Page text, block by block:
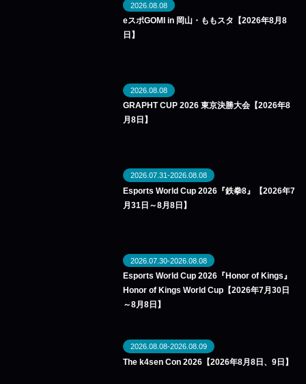
2026.08.08
eスポGOMI in 岡山・ももスタ【2026年8月8
日】
2026.08.08
GRAPHT CUP 2026 東京決勝大会【2026年8
月8日】
2026.07.31-2026.08.08
Esports World Cup 2026『鉄拳8』【2026年7
月31日～8月8日】
2026.07.30-2026.08.08
Esports World Cup 2026『Honor of Kings』
Honor of Kings World Cup【2026年7月30日
～8月8日】
2026.08.08-2026.08.09
The k4sen Con 2026【2026年8月8日、9日】